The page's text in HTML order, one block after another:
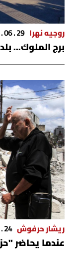
شروط الاستخدام
شروط الإشتراك
روجيه نهرا 29 . 06 . 2026
برج الملوك...
ريشار حرفوش 24 . 06 . 2026
عندما يحاضر "حزب